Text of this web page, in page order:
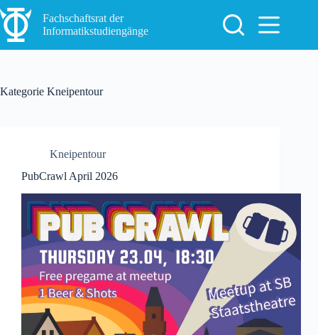
Zum
Inhalt
springen
Fachschaftsrat der
Informatikstudiengänge
Kategorie Kneipentour
Kneipentour
PubCrawl April 2026